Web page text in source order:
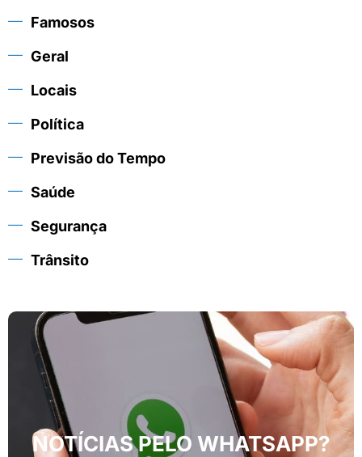
Famosos
Geral
Locais
Política
Previsão do Tempo
Saúde
Segurança
Trânsito
NOTÍCIAS PELO WHATSAPP?